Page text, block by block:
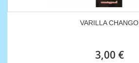
VARILLA CHANGO
3,00 €